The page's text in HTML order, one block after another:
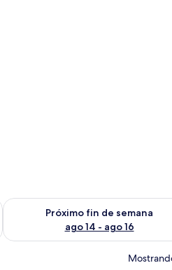
semana ago 7 - ago 9
Próximo fin de semana
ago 14 - ago 16
Consulta la disponibilidad para